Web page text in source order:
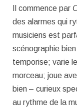
Il commence par
des alarmes qui
musiciens est
scénographie
temporise; varie
morceau; joue
bien – curieux
au rythme de la